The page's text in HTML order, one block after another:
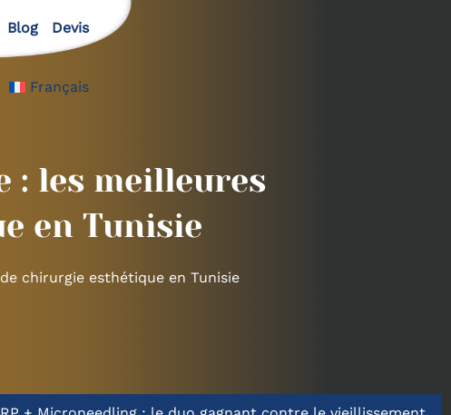
Blog Devis
Français
: les meilleures
en Tunisie
chirurgie esthétique en Tunisie